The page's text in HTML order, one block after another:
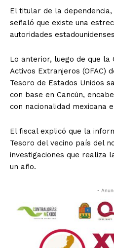
El titular de la dependencia,
señaló que existe una
autoridades
Lo anterior, luego de que la
Activos Extranjeros (OFAC)
Tesoro de Estados Unidos
con base en Cancún,
con nacionalidad mexicana
El fiscal explicó que la
Tesoro del vecino país del
investigaciones que realiza
un año.
-